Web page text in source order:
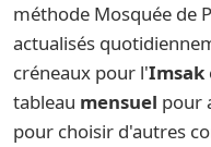
méthode Mosquée de
actualisés
créneaux pour l'Imsak
tableau mensuel pour
pour choisir d'autres